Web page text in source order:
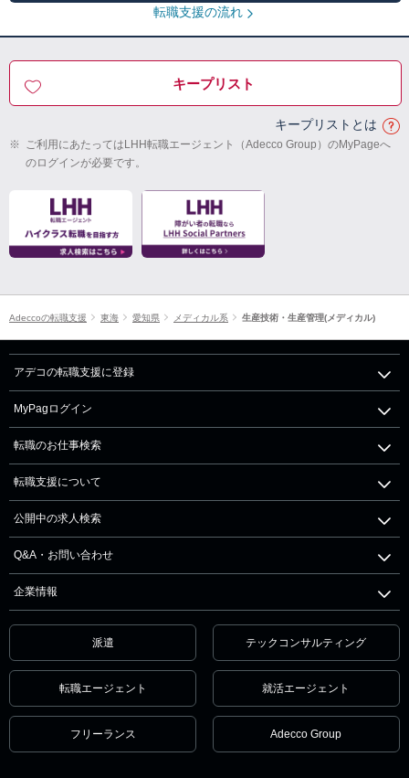
転職支援の流れ
キープリスト
キープリストとは
※ ご利用にあたってはLHH転職エージェント（Adecco Group）のMyPageへ
のログインが必要です。
Adeccoの転職支援 東海 愛知県 メディカル系 生産技術・生産管理(メディカル)
アデコの転職支援に登録
MyPagログイン
転職のお仕事検索
転職支援について
公開中の求人検索
Q&A・お問い合わせ
企業情報
派遣 テックコンサルティング
転職エージェント 就活エージェント
フリーランス Adecco Group